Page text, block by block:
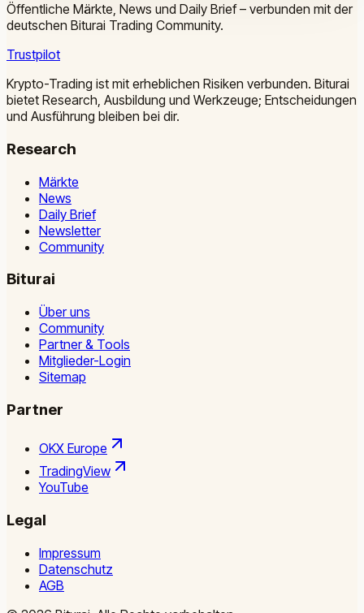
Öffentliche Märkte, News und Daily Brief – verbunden mit der
deutschen Biturai Trading Community.
Trustpilot
Krypto-Trading ist mit erheblichen Risiken verbunden. Biturai
bietet Research, Ausbildung und Werkzeuge; Entscheidungen
und Ausführung bleiben bei dir.
Research
Märkte
News
Daily Brief
Newsletter
Community
Biturai
Über uns
Community
Partner & Tools
Mitglieder-Login
Sitemap
Partner
OKX Europe
TradingView
YouTube
Legal
Impressum
Datenschutz
AGB